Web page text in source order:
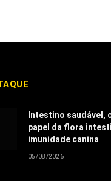
Intestino saudável,
papel da flora
imunidade canina
05/08/2026